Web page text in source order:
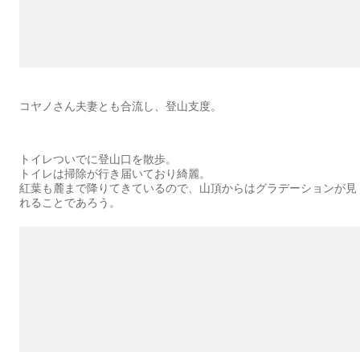
コヤノさん夫妻とも合流し、登山支度。
トイレついでに登山口を散歩。
トイレは掃除が行き届いており綺麗。
紅葉も麓まで降りてきているので、山頂からはグラデーションが見
れることであろう。